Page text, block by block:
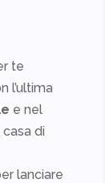
te
l’ultima
e nel
di
lanciare